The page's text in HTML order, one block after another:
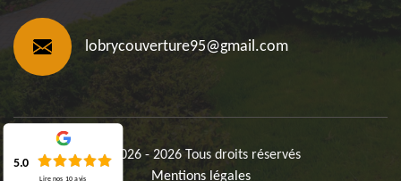
lobrycouverture95@gmail.com
©2026 - 2026 Tous droits réservés
Mentions légales
5.0